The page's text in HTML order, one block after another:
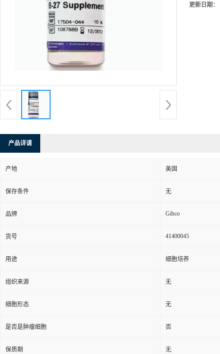
更新日期：
产品详请
产地 美国
保存条件 无
品牌 Gibco
货号 41400045
用途 细胞培养
组织来源 无
细胞形态 无
是否是肿瘤细胞 否
保质期 无